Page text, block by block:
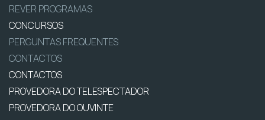
REVER PROGRAMAS
CONCURSOS
PERGUNTAS FREQUENTES
CONTACTOS
CONTACTOS
PROVEDORA DO TELESPECTADOR
PROVEDORA DO OUVINTE